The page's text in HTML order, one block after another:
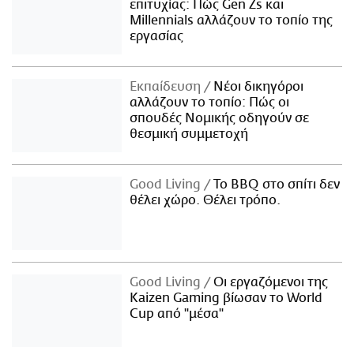
επιτυχίας: Πώς Gen Zs και
Millennials αλλάζουν το τοπίο της
εργασίας
Εκπαίδευση
Νέοι δικηγόροι
αλλάζουν το τοπίο: Πώς οι
σπουδές Νομικής οδηγούν σε
θεσμική συμμετοχή
Good Living
Το BBQ στο σπίτι δεν
θέλει χώρο. Θέλει τρόπο.
Good Living
Οι εργαζόμενοι της
Kaizen Gaming βίωσαν το World
Cup από "μέσα"